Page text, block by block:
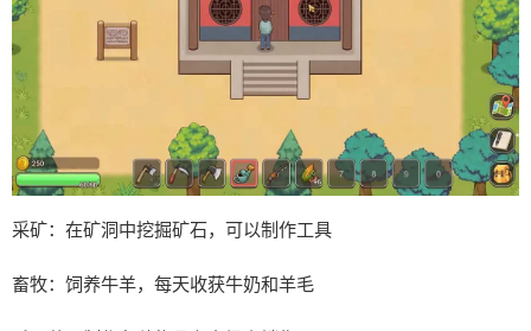
采矿：在矿洞中挖掘矿石，可以制作工具
畜牧：饲养牛羊，每天收获牛奶和羊毛